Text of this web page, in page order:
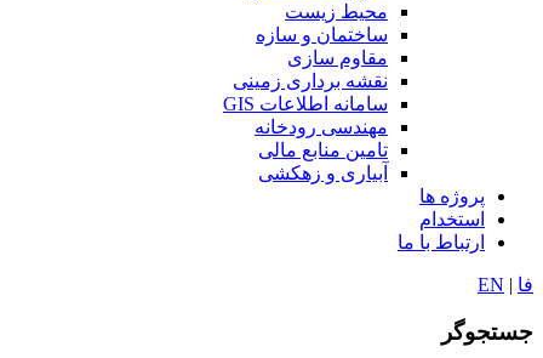
محیط زیست
ساختمان و سازه
مقاوم سازی
نقشه برداری زمینی
سامانه اطلاعات GIS
مهندسی رودخانه
تامین منابع مالی
آبیاری و زهكشی
پروژه ها
استخدام
ارتباط با ما
فا |
EN
جستجوگر